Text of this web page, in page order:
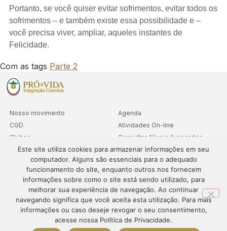
Portanto, se você quiser evitar sofrimentos, evitar todos os
sofrimentos – e também existe essa possibilidade e –
você precisa viver, ampliar, aqueles instantes de
Felicidade.
Com as tags Parte 2
Nosso movimento
CGD
Clubes
Cooperativa
Departamentos
Sedes
Agenda
Atividades On-line
Consultas Níveis Avançados
© 1995-2024 – PRÓ-VIDA – Todos os direitos reservados. O
conteúdo deste site não pode ser publicado ou redistribuído sem
Este site utiliza cookies para armazenar informações em seu
computador. Alguns são essenciais para o adequado
funcionamento do site, enquanto outros nos fornecem
informações sobre como o site está sendo utilizado, para
melhorar sua experiência de navegação. Ao continuar
navegando significa que você aceita esta utilização. Para mais
informações ou caso deseje revogar o seu consentimento,
acesse nossa Política de Privacidade.